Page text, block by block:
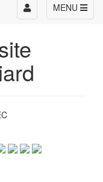
MENU
Toggle
navigation